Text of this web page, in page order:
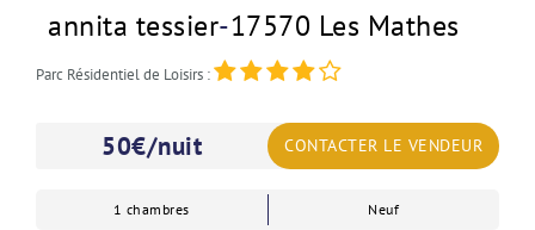
annita tessier-17570 Les Mathes
Parc Résidentiel de Loisirs :
50€/nuit CONTACTER LE VENDEUR
1 chambres Neuf